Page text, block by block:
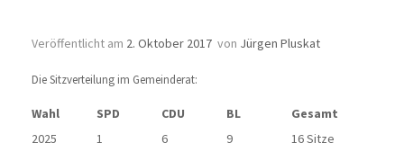
Veröffentlicht am 2. Oktober 2017 von Jürgen Pluskat
Die Sitzverteilung im Gemeinderat:
Wahl SPD CDU BL
Gesamt
2025
1 6 9
16 Sitze